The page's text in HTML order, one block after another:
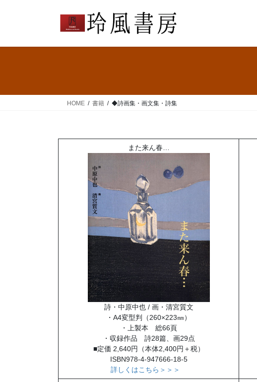
HOME 書籍 ◆詩画集・画文集・詩集
また来ん春…
詩・中原中也 / 画・清宮質文
・A4変型判（260×223㎜）
・上製本 総66頁
・収録作品 詩28篇、画29点
■定価 2,640円（本体2,400円＋税）
ISBN978-4-947666-18-5
詳しくはこちら＞＞＞